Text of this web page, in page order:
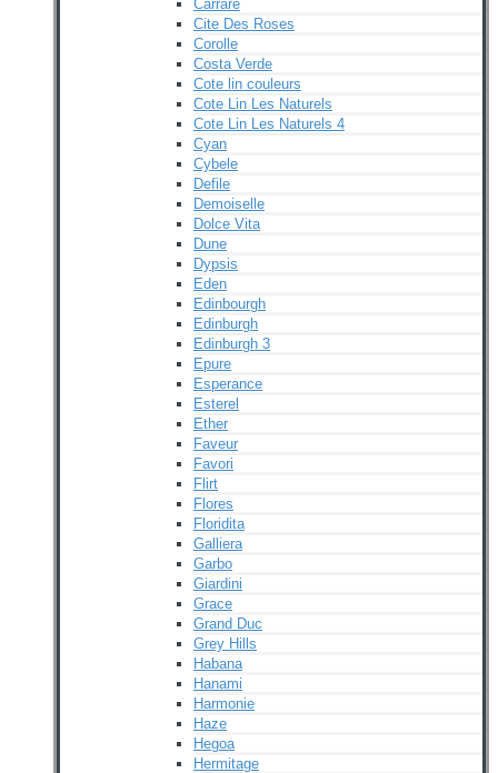
Carrare
Cite Des Roses
Corolle
Costa Verde
Cote lin couleurs
Cote Lin Les Naturels
Cote Lin Les Naturels 4
Cyan
Cybele
Defile
Demoiselle
Dolce Vita
Dune
Dypsis
Eden
Edinbourgh
Edinburgh
Edinburgh 3
Epure
Esperance
Esterel
Ether
Faveur
Favori
Flirt
Flores
Floridita
Galliera
Garbo
Giardini
Grace
Grand Duc
Grey Hills
Habana
Hanami
Harmonie
Haze
Hegoa
Hermitage